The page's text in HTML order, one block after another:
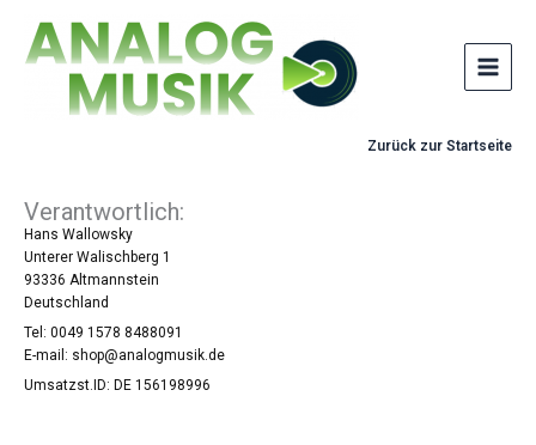
Inhalt
springen
Zurück zur Startseite
Verantwortlich:
Hans Wallowsky
Unterer Walischberg 1
93336 Altmannstein
Deutschland
Tel: 0049 1578 8488091
E-mail: shop@analogmusik.de
Umsatzst.ID: DE 156198996